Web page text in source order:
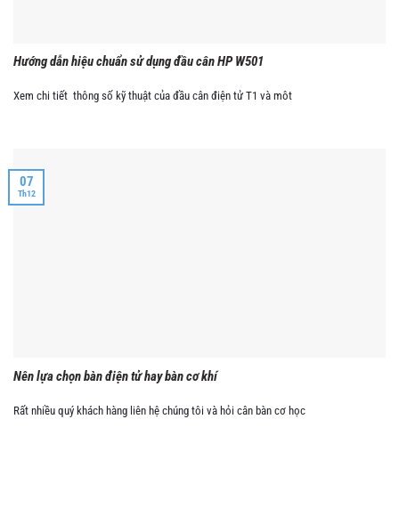
Hướng dẫn hiệu chuẩn sử dụng đầu cân HP W501
Xem chi tiết thông số kỹ thuật của đầu cân điện tử T1 và môt
Nên lựa chọn bàn điện tử hay bàn cơ khí
Rất nhiều quý khách hàng liên hệ chúng tôi và hỏi cân bàn cơ học
07
Th12